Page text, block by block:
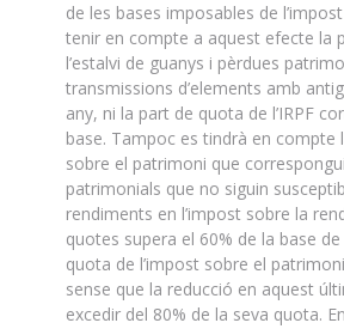
de les bases imposables de
tenir en compte a aquest efecte la
l’estalvi de guanys i pèrdues
transmissions d’elements amb
any, ni la part de quota de l’IRPF
base. Tampoc es tindrà en compte
sobre el patrimoni que
patrimonials que no siguin
rendiments en l’impost sobre la
quotes supera el 60% de la base de
quota de l’impost sobre el
sense que la reducció en aquest
excedir del 80% de la seva quota.